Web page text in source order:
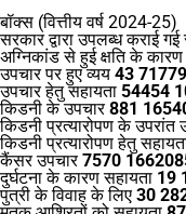
बॉक्स (वित्तीय वर्ष 2024-25)
सरकार द्वारा उपलब्ध कराई गई
अग्निकांड से हुई क्षति के कारण
उपचार पर हुए व्यय 43
उपचार हेतु सहायता 54454
किडनी के उपचार881
किडनी प्रत्यारोपण के उपरांत
किडनी प्रत्यारोपण हेतु
कैंसर उपचार7570
दुर्घटना के कारण सहायता 19
पुत्री के विवाह के लिए 30